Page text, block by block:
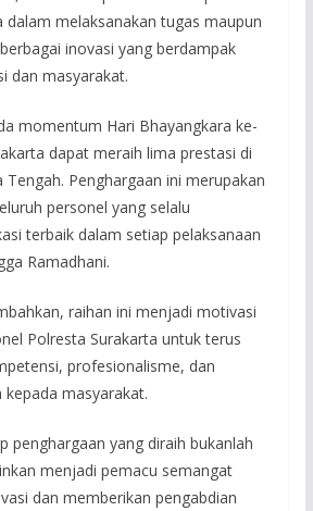
dalam melaksanakan tugas maupun
inovasi yang berdampak
dan masyarakat.
momentum Hari Bhayangkara ke-
dapat meraih lima prestasi di
Tengah. Penghargaan ini merupakan
personel yang selalu
terbaik dalam setiap pelaksanaan
Ramadhani.
raihan ini menjadi motivasi
Polresta Surakarta untuk terus
profesionalisme, dan
masyarakat.
penghargaan yang diraih bukanlah
menjadi pemacu semangat
dan memberikan pengabdian